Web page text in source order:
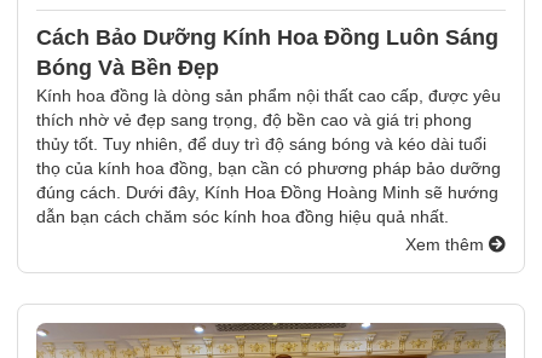
Cách Bảo Dưỡng Kính Hoa Đồng Luôn Sáng
Bóng Và Bền Đẹp
Kính hoa đồng là dòng sản phẩm nội thất cao cấp, được yêu
thích nhờ vẻ đẹp sang trọng, độ bền cao và giá trị phong
thủy tốt. Tuy nhiên, để duy trì độ sáng bóng và kéo dài tuổi
thọ của kính hoa đồng, bạn cần có phương pháp bảo dưỡng
đúng cách. Dưới đây, Kính Hoa Đồng Hoàng Minh sẽ hướng
dẫn bạn cách chăm sóc kính hoa đồng hiệu quả nhất.
Xem thêm